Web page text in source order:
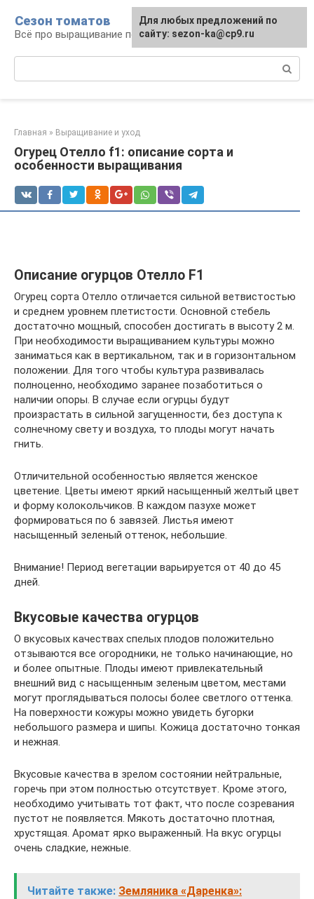
контенту
Сезон томатов
Всё про выращивание помидоров
Главная » Выращивание и уход
Огурец Отелло f1: описание сорта и
особенности выращивания
Описание огурцов Отелло F1
Огурец сорта Отелло отличается сильной ветвистостью
и среднем уровнем плетистости. Основной стебель
достаточно мощный, способен достигать в высоту 2 м.
При необходимости выращиванием культуры можно
заниматься как в вертикальном, так и в горизонтальном
положении. Для того чтобы культура развивалась
полноценно, необходимо заранее позаботиться о
наличии опоры. В случае если огурцы будут
произрастать в сильной загущенности, без доступа к
солнечному свету и воздуха, то плоды могут начать
гнить.
Отличительной особенностью является женское
цветение. Цветы имеют яркий насыщенный желтый цвет
и форму колокольчиков. В каждом пазухе может
формироваться по 6 завязей. Листья имеют
насыщенный зеленый оттенок, небольшие.
Внимание! Период вегетации варьируется от 40 до 45
дней.
Вкусовые качества огурцов
О вкусовых качествах спелых плодов положительно
отзываются все огородники, не только начинающие, но
и более опытные. Плоды имеют привлекательный
внешний вид с насыщенным зеленым цветом, местами
могут проглядываться полосы более светлого оттенка.
На поверхности кожуры можно увидеть бугорки
небольшого размера и шипы. Кожица достаточно тонкая
и нежная.
Вкусовые качества в зрелом состоянии нейтральные,
горечь при этом полностью отсутствует. Кроме этого,
необходимо учитывать тот факт, что после созревания
пустот не появляется. Мякоть достаточно плотная,
хрустящая. Аромат ярко выраженный. На вкус огурцы
очень сладкие, нежные.
Читайте также: Земляника «Даренка»:
Для любых предложений по
сайту: sezon-ka@cp9.ru